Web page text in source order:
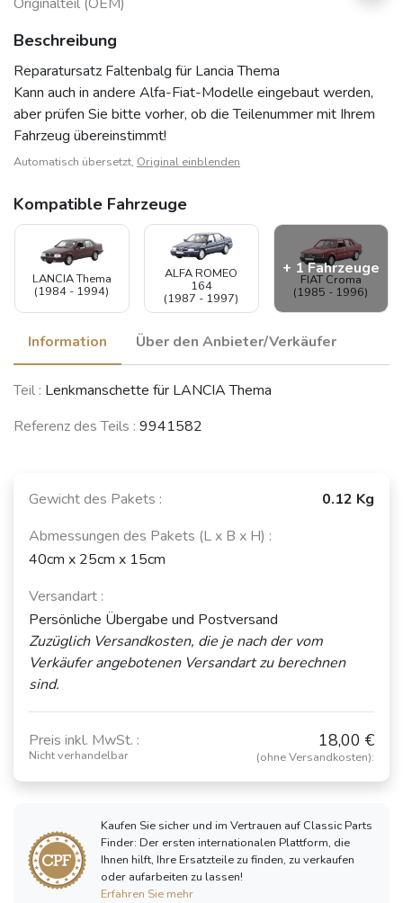
Beschreibung
Reparatursatz Faltenbalg für Lancia Thema
Kann auch in andere Alfa-Fiat-Modelle eingebaut werden,
aber prüfen Sie bitte vorher, ob die Teilenummer mit Ihrem
Fahrzeug übereinstimmt!
Automatisch übersetzt, Original einblenden
Kompatible Fahrzeuge
LANCIA Thema
(1984 - 1994)
ALFA ROMEO
164
(1987 - 1997)
FIAT Croma
(1985 - 1996)
+ 1 Fahrzeuge
75 / Milano
Information Über den Anbieter/Verkäufer
Teil : Lenkmanschette für LANCIA Thema
Referenz des Teils : 9941582
Gewicht des Pakets :
0.12 Kg
Abmessungen des Pakets (L x B x H) :
40cm x 25cm x 15cm
Versandart :
Persönliche Übergabe und Postversand
Zuzüglich Versandkosten, die je nach der vom
Verkäufer angebotenen Versandart zu berechnen
sind.
Preis inkl. MwSt. :
Nicht verhandelbar
18,00 €
(ohne Versandkosten):
Kaufen Sie sicher und im Vertrauen auf Classic Parts
Finder: Der ersten internationalen Plattform, die
Ihnen hilft, Ihre Ersatzteile zu finden, zu verkaufen
oder aufarbeiten zu lassen!
Erfahren Sie mehr